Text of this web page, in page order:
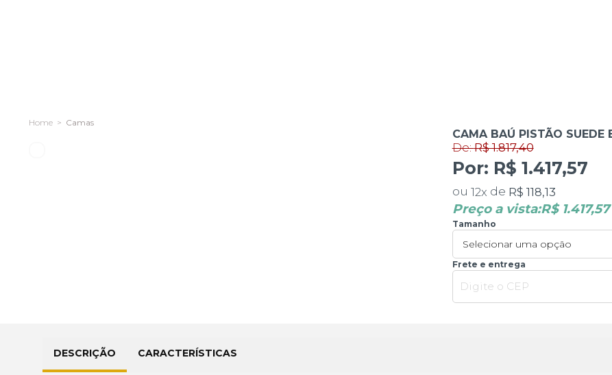
Camas
CAMA BAÚ PISTÃO SUEDE
R$ 1.417,57
R$ 118,13
R$ 1.417,57
Tamanho
Frete e entrega
DESCRIÇÃO CARACTERÍSTICAS